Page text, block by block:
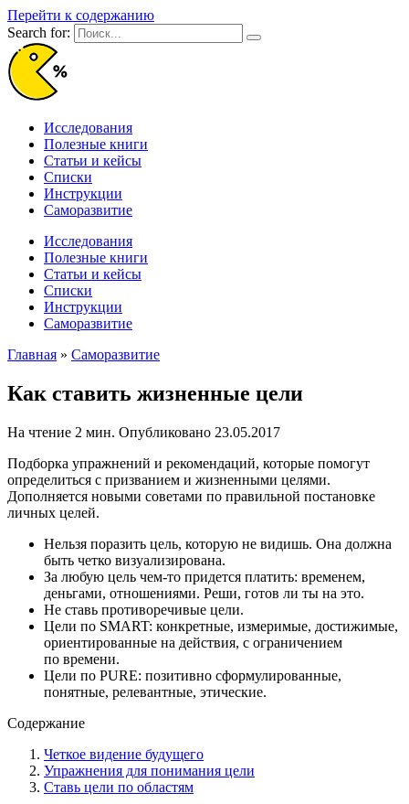
Перейти к содержанию
Search for:
Исследования
Полезные книги
Статьи и кейсы
Списки
Инструкции
Саморазвитие
Исследования
Полезные книги
Статьи и кейсы
Списки
Инструкции
Саморазвитие
Главная » Саморазвитие
Как ставить жизненные цели
На чтение 2 мин. Опубликовано 23.05.2017
Подборка упражнений и рекомендаций, которые помогут
определиться с призванием и жизненными целями.
Дополняется новыми советами по правильной постановке
личных целей.
Нельзя поразить цель, которую не видишь. Она должна
быть четко визуализирована.
За любую цель чем-то придется платить: временем,
деньгами, отношениями. Реши, готов ли ты на это.
Не ставь противоречивые цели.
Цели по SMART: конкретные, измеримые, достижимые,
ориентированные на действия, с ограничением
по времени.
Цели по PURE: позитивно сформулированные,
понятные, релевантные, этические.
Содержание
Четкое видение будущего
Упражнения для понимания цели
Ставь цели по областям